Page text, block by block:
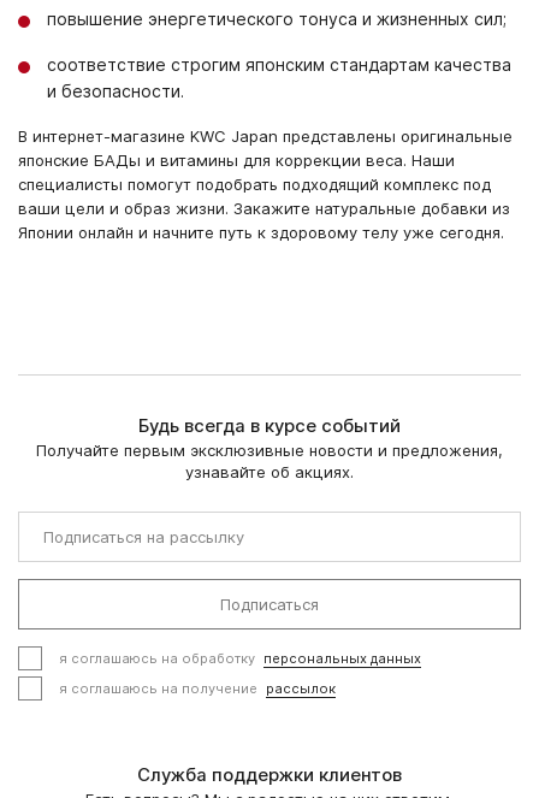
повышение энергетического тонуса и жизненных сил;
соответствие строгим японским стандартам качества
и безопасности.
В интернет-магазине KWC Japan представлены оригинальные
японские БАДы и витамины для коррекции веса. Наши
специалисты помогут подобрать подходящий комплекс под
ваши цели и образ жизни. Закажите натуральные добавки из
Японии онлайн и начните путь к здоровому телу уже сегодня.
Будь всегда в курсе событий
Получайте первым эксклюзивные новости и предложения,
узнавайте об акциях.
Подписаться
я соглашаюсь на обработку персональных данных
я соглашаюсь на получение
рассылок
Служба поддержки клиентов